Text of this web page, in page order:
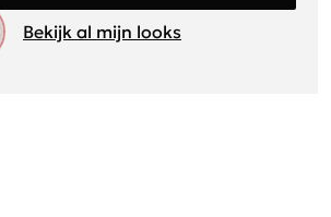
Bekijk al mijn looks